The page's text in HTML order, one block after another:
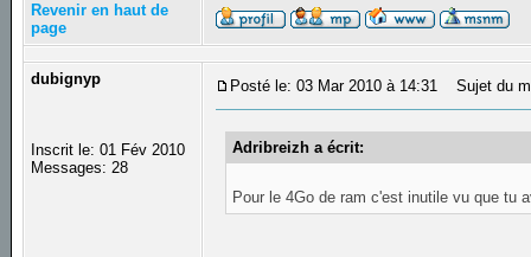
Revenir en haut de
page
dubignyp
Inscrit le: 01 Fév 2010
Messages: 28
Posté le: 03 Mar 2010 à 14:31 Sujet du
Adribreizh a écrit:
Pour le 4Go de ram c'est inutile vu que tu